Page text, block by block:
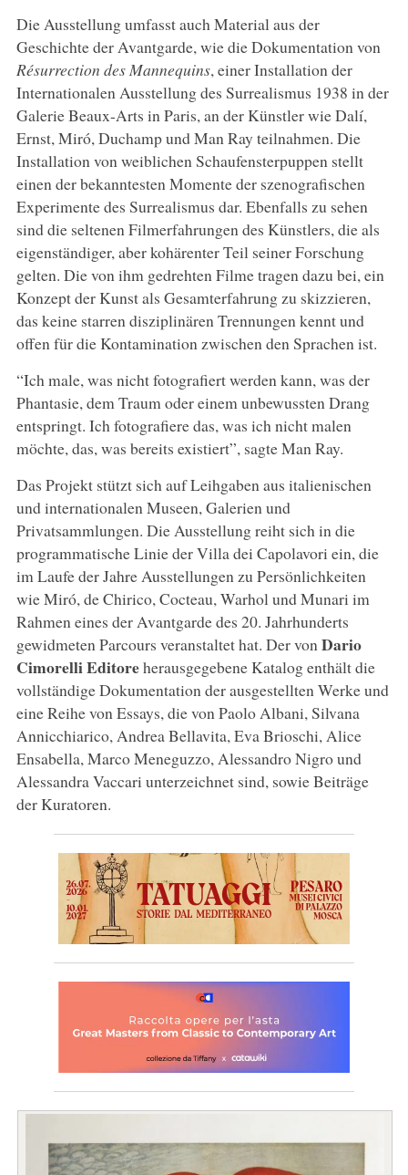
Die Ausstellung umfasst auch Material aus der
Geschichte der Avantgarde, wie die Dokumentation von
Résurrection des Mannequins, einer Installation der
Internationalen Ausstellung des Surrealismus 1938 in der
Galerie Beaux-Arts in Paris, an der Künstler wie Dalí,
Ernst, Miró, Duchamp und Man Ray teilnahmen. Die
Installation von weiblichen Schaufensterpuppen stellt
einen der bekanntesten Momente der szenografischen
Experimente des Surrealismus dar. Ebenfalls zu sehen
sind die seltenen Filmerfahrungen des Künstlers, die als
eigenständiger, aber kohärenter Teil seiner Forschung
gelten. Die von ihm gedrehten Filme tragen dazu bei, ein
Konzept der Kunst als Gesamterfahrung zu skizzieren,
das keine starren disziplinären Trennungen kennt und
offen für die Kontamination zwischen den Sprachen ist.
“Ich male, was nicht fotografiert werden kann, was der
Phantasie, dem Traum oder einem unbewussten Drang
entspringt. Ich fotografiere das, was ich nicht malen
möchte, das, was bereits existiert”, sagte Man Ray.
Das Projekt stützt sich auf Leihgaben aus italienischen
und internationalen Museen, Galerien und
Privatsammlungen. Die Ausstellung reiht sich in die
programmatische Linie der Villa dei Capolavori ein, die
im Laufe der Jahre Ausstellungen zu Persönlichkeiten
wie Miró, de Chirico, Cocteau, Warhol und Munari im
Rahmen eines der Avantgarde des 20. Jahrhunderts
gewidmeten Parcours veranstaltet hat. Der vonDario
Cimorelli Editoreherausgegebene Katalog enthält die
vollständige Dokumentation der ausgestellten Werke und
eine Reihe von Essays, die von Paolo Albani, Silvana
Annicchiarico, Andrea Bellavita, Eva Brioschi, Alice
Ensabella, Marco Meneguzzo, Alessandro Nigro und
Alessandra Vaccari unterzeichnet sind, sowie Beiträge
der Kuratoren.